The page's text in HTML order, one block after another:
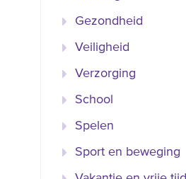
Gezondheid
Veiligheid
Verzorging
School
Spelen
Sport en beweging